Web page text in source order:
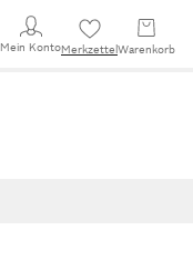
Mein KontoMerkzettel Warenkorb